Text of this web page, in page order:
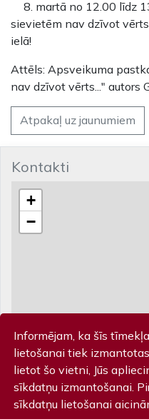
Informējam, ka šīs
lietošanai tiek
lietot šo vietni, Jūs
sīkdatņu izmantošanai.
sīkdatņu lietošanai
8. martā no 12.00 līdz
sievietēm nav dzīvot
ielā!
Attēls: Apsveikuma
nav dzīvot vērts..." autors
Atpakaļ uz jaunumiem
Kontakti
+
−
Biļešu kase